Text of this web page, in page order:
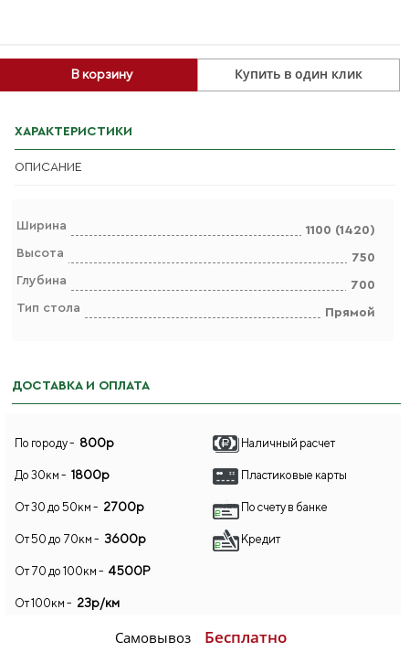
В корзину Купить в один клик
ХАРАКТЕРИСТИКИ
ОПИСАНИЕ
Ширина
1100 (1420)
Высота
750
Глубина
700
Тип стола
Прямой
ДОСТАВКА И ОПЛАТА
По городу - 800р
До 30км - 1800р
От 30 до 50км - 2700р
От 50 до 70км - 3600р
От 70 до 100км - 4500Р
От 100км - 23р/км
Самовывоз Бесплатно
Наличный расчет
Пластиковые карты
По счету в банке
Кредит